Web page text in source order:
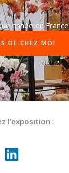
année en France
DE CHEZ MOI
l’exposition :